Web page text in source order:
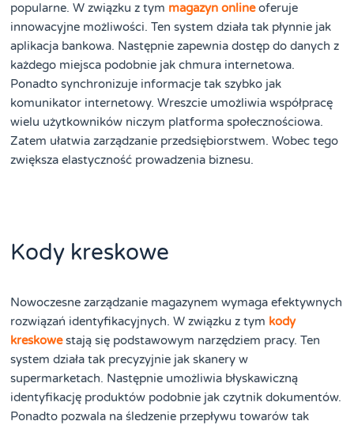
popularne. W związku z tym magazyn onlineoferuje
innowacyjne możliwości. Ten system działa tak płynnie jak
aplikacja bankowa. Następnie zapewnia dostęp do danych z
każdego miejsca podobnie jak chmura internetowa.
Ponadto synchronizuje informacje tak szybko jak
komunikator internetowy. Wreszcie umożliwia współpracę
wielu użytkowników niczym platforma społecznościowa.
Zatem ułatwia zarządzanie przedsiębiorstwem. Wobec tego
zwiększa elastyczność prowadzenia biznesu.
Kody kreskowe
Nowoczesne zarządzanie magazynem wymaga efektywnych
rozwiązań identyfikacyjnych. W związku z tym kody
kreskowestają się podstawowym narzędziem pracy. Ten
system działa tak precyzyjnie jak skanery w
supermarketach. Następnie umożliwia błyskawiczną
identyfikację produktów podobnie jak czytnik dokumentów.
Ponadto pozwala na śledzenie przepływu towarów tak